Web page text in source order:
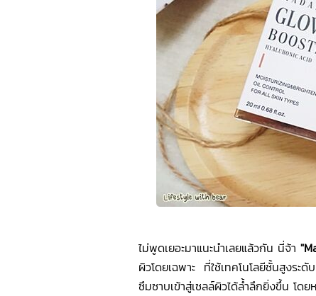
ไม่พูดเยอะมาแนะนำเลยแล้วกัน นี่จ้า
ผิวโดยเฉพาะ ที่ใช้เทคโนโลยีชั้นสูงระดั
ซึมซาบเข้าสู่เซลล์ผิวได้ล้ำลึกยิ่งขึ้น โด